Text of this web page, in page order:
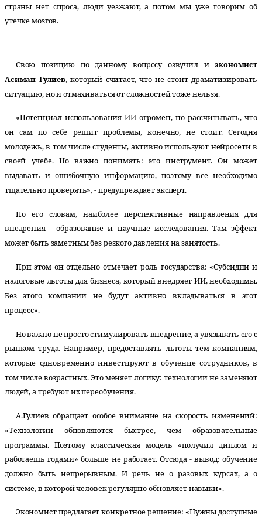
страны нет спроса, люди уезжают, а потом мы уже говорим об
утечке мозгов.
Свою позицию по данному вопросу озвучил иэкономист
Асиман Гулиев, который считает, что не стоит драматизировать
ситуацию, но и отмахиваться от сложностей тоже нельзя.
«Потенциал использования ИИ огромен, но рассчитывать, что
он сам по себе решит проблемы, конечно, не стоит. Сегодня
молодежь, в том числе студенты, активно используют нейросети в
своей учебе. Но важно понимать: это инструмент. Он может
выдавать и ошибочную информацию, поэтому все необходимо
тщательно проверять», - предупреждает эксперт.
По его словам, наиболее перспективные направления для
внедрения - образование и научные исследования. Там эффект
может быть заметным без резкого давления на занятость.
При этом он отдельно отмечает роль государства: «Субсидии и
налоговые льготы для бизнеса, который внедряет ИИ, необходимы.
Без этого компании не будут активно вкладываться в этот
процесс».
Но важно не просто стимулировать внедрение, а увязывать его с
рынком труда. Например, предоставлять льготы тем компаниям,
которые одновременно инвестируют в обучение сотрудников, в
том числе возрастных. Это меняет логику: технологии не заменяют
людей, а требуют их переобучения.
А.Гулиев обращает особое внимание на скорость изменений:
«Технологии обновляются быстрее, чем образовательные
программы. Поэтому классическая модель «получил диплом и
работаешь годами» больше не работает. Отсюда - вывод: обучение
должно быть непрерывным. И речь не о разовых курсах, а о
системе, в которой человек регулярно обновляет навыки».
Экономист предлагает конкретное решение: «Нужны доступные